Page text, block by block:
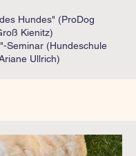
Hundes" (ProDog
Kienitz)
Seminar (Hundeschule
Ullrich)